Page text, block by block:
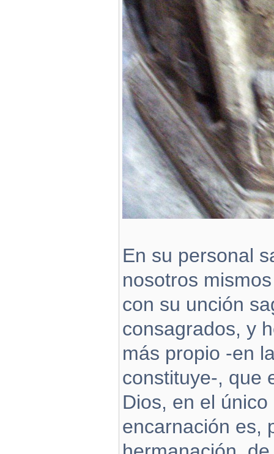
En su personal
nosotros
con su unción
consagrados, y
más propio -en
constituye-, que
Dios, en el
encarnación es,